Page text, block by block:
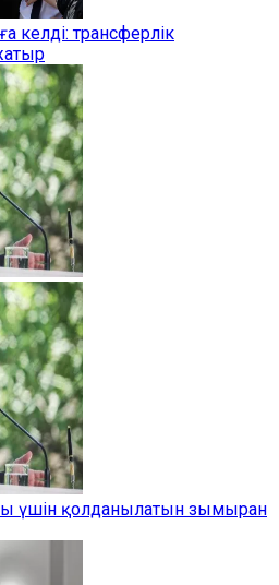
келді: трансферлік
үшін қолданылатын зымыран